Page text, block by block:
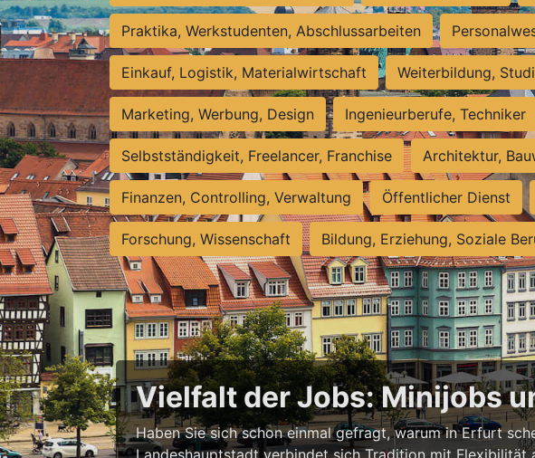
Praktika, Werkstudenten, Abschlussarbeiten
Einkauf, Logistik, Materialwirtschaft Weiterbildung,
Marketing, Werbung, Design Ingenieurberufe, Techniker
Selbstständigkeit, Freelancer, Franchise Architektur,
Finanzen, Controlling, Verwaltung Öffentlicher Dienst
Forschung, Wissenschaft Bildung, Erziehung, Soziale
Vielfalt der Jobs: Minijobs
Haben Sie sich schon einmal gefragt, warum in Erfurt